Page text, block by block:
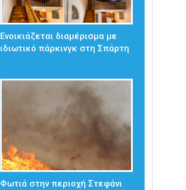
Ενοικιάζεται διαμέρισμα με
ιδιωτικό πάρκινγκ στη Σπάρτη
Φωτιά στην περιοχή Στεφάνι